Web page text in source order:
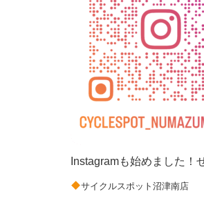
Instagramも始めました！
サイクルスポット沼津南店